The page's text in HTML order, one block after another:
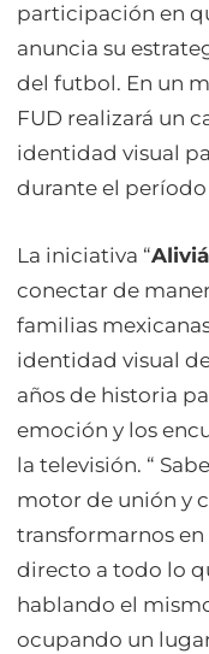
participación en
anuncia su
del futbol. En un
FUD realizará un
identidad visual
durante el
La iniciativa “
conectar de
familias
identidad visual
años de historia
emoción y los
la televisión. “
motor de unión y
transformarnos en
directo a todo lo
hablando el
ocupando un